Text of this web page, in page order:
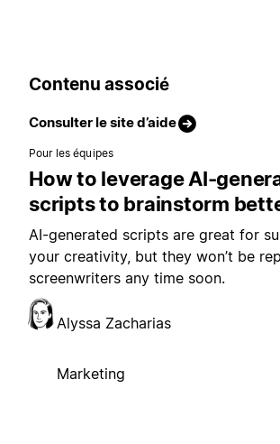
Contenu associé
Consulter le site d’aide
Pour les équipes
How to leverage AI-
scripts to brainstorm
AI-generated scripts are great for
your creativity, but they won’t be
screenwriters any time soon.
Alyssa Zacharias
Marketing